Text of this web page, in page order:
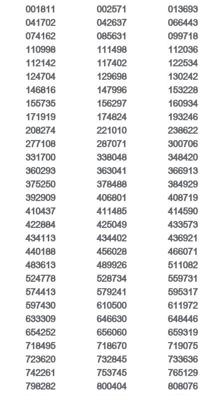
001811 002571 013693
041702 042637 066443
074162 085631 099718
110998 111498 112036
112142 117402 122534
124704 129698 130242
146816 147996 153228
155735 156297 160934
171919 174824 193246
208274 221010 238622
277108 287071 300706
331700 338048 348420
360293 363041 366913
375250 378488 384929
392909 406801 408719
410437 411485 414590
422884 425049 433573
434113 434402 436921
440188 456028 466071
483613 489926 511082
524778 528734 559731
574413 579241 595317
597430 610500 611972
633309 646630 648446
654252 656060 659319
718495 718670 719075
723620 732845 733636
742261 753745 765129
798282 800404 808076